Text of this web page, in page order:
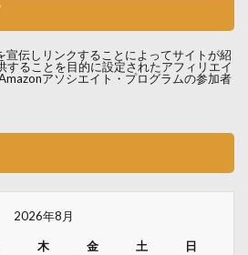
宣伝しリンクすることによってサイトが紹
することを目的に設定されたアフィリエイ
アソシエイト・プログラムの参加者
2026年8月
木 金 土 日